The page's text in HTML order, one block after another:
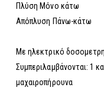
Πλύση Μόνο κάτω
Απόπλυση Πάνω-κάτω
Με ηλεκτρικό
Συμπεριλαμβάνονται: 1
μαχαιροπήρουνα